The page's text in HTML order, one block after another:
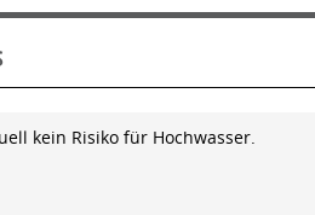
kein Risiko für Hochwasser.